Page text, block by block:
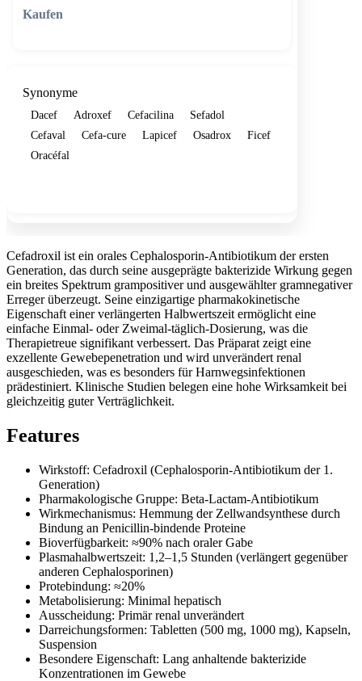
Synonyme
Dacef Adroxef Cefacilina
Sefadol
Cefaval
Cefa-cure Lapicef Osadrox
Ficef
Oracéfal
Cefadroxil ist ein orales Cephalosporin-Antibiotikum der ersten
Generation, das durch seine ausgeprägte bakterizide Wirkung gegen
ein breites Spektrum grampositiver und ausgewählter gramnegativer
Erreger überzeugt. Seine einzigartige pharmakokinetische
Eigenschaft einer verlängerten Halbwertszeit ermöglicht eine
einfache Einmal- oder Zweimal-täglich-Dosierung, was die
Therapietreue signifikant verbessert. Das Präparat zeigt eine
exzellente Gewebepenetration und wird unverändert renal
ausgeschieden, was es besonders für Harnwegsinfektionen
prädestiniert. Klinische Studien belegen eine hohe Wirksamkeit bei
gleichzeitig guter Verträglichkeit.
Features
Wirkstoff: Cefadroxil (Cephalosporin-Antibiotikum der 1.
Generation)
Pharmakologische Gruppe: Beta-Lactam-Antibiotikum
Wirkmechanismus: Hemmung der Zellwandsynthese durch
Bindung an Penicillin-bindende Proteine
Bioverfügbarkeit: ≈90% nach oraler Gabe
Plasmahalbwertszeit: 1,2–1,5 Stunden (verlängert gegenüber
anderen Cephalosporinen)
Protebindung: ≈20%
Metabolisierung: Minimal hepatisch
Ausscheidung: Primär renal unverändert
Darreichungsformen: Tabletten (500 mg, 1000 mg), Kapseln,
Suspension
Besondere Eigenschaft: Lang anhaltende bakterizide
Konzentrationen im Gewebe